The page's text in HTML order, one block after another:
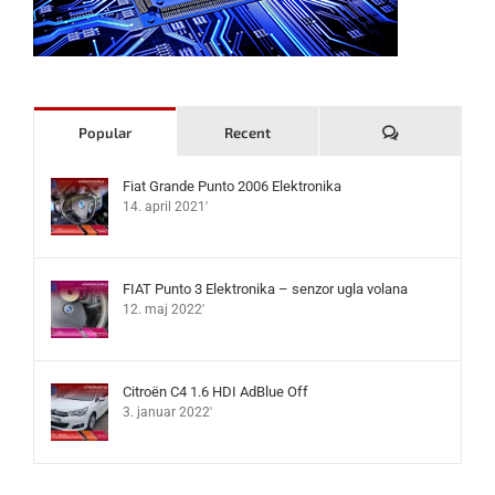
Popular Recent Komentari
Fiat Grande Punto 2006 Elektronika
14. april 2021'
FIAT Punto 3 Elektronika – senzor ugla volana
12. maj 2022'
Citroën C4 1.6 HDI AdBlue Off
3. januar 2022'